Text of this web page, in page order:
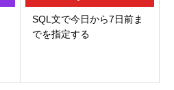
SQL文で今日から7日前ま
でを指定する